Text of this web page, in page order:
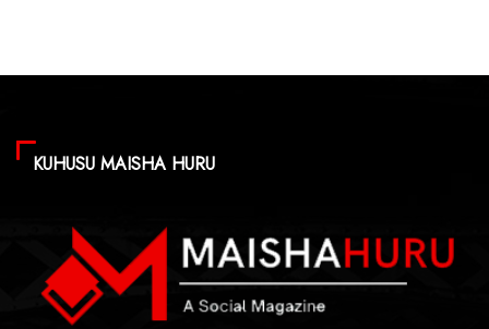
KUHUSU MAISHA HURU